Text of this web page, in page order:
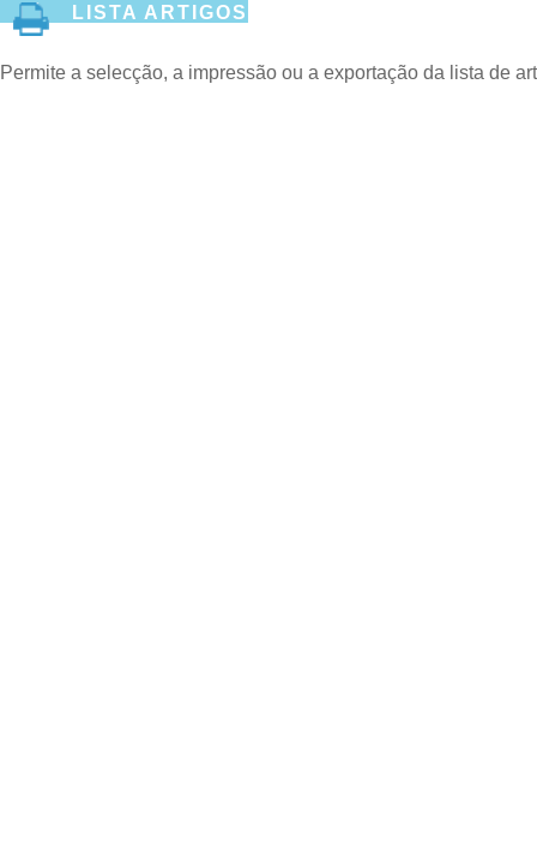
LISTA ARTIGOS
Permite a selecção, a impressão ou a exportação da lista de